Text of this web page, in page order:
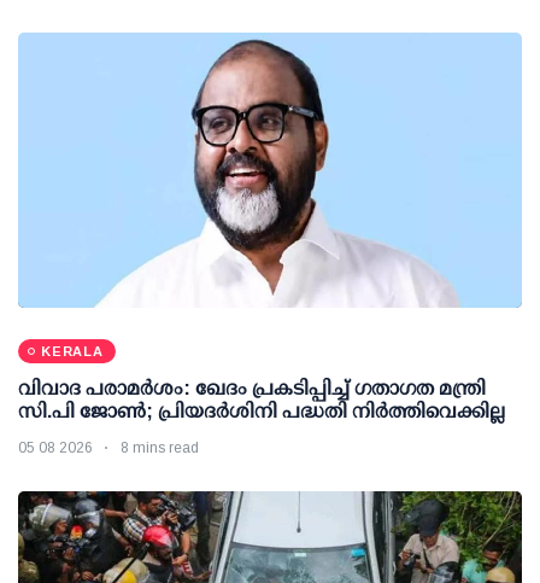
KERALA
വിവാദ പരാമര്‍ശം: ഖേദം പ്രകടിപ്പിച്ച് ഗതാഗത മന്ത്രി
സി.പി ജോണ്‍; പ്രിയദര്‍ശിനി പദ്ധതി നിര്‍ത്തിവെക്കില്ല
05 08 2026 8 mins read